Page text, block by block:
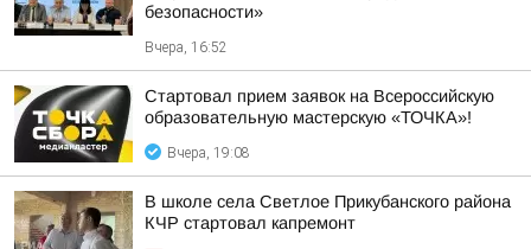
безопасности»
Вчера, 16:52
Стартовал прием заявок на Всероссийскую
образовательную мастерскую «ТОЧКА»!
Вчера, 19:08
В школе села Светлое Прикубанского района
КЧР стартовал капремонт